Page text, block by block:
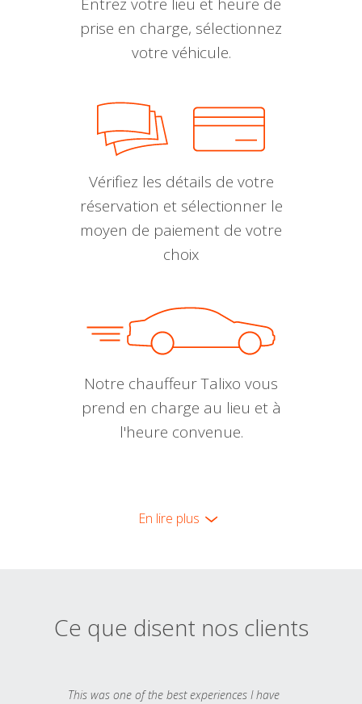
prise en charge, sélectionnez
votre véhicule.
Vérifiez les détails de votre
réservation et sélectionner le
moyen de paiement de votre
choix
Notre chauffeur Talixo vous
prend en charge au lieu et à
l'heure convenue.
En lire plus
Ce que disent nos clients
This was one of the best experiences I have